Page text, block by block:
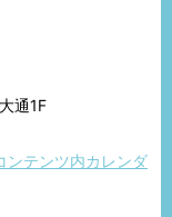
通1F
ンテンツ内カレンダ